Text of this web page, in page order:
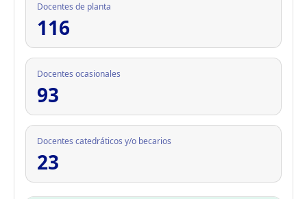
Docentes de planta
116
Docentes ocasionales
93
Docentes catedráticos y/o becarios
23